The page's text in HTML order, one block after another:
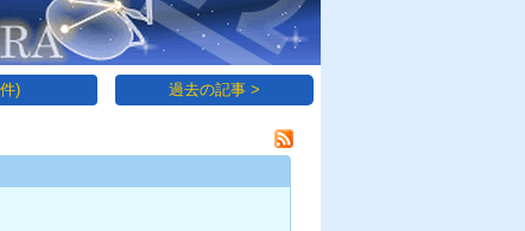
) 過去の記事 >